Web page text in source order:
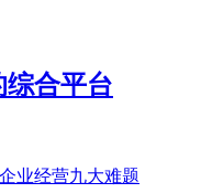
合平台
业经营九大难题